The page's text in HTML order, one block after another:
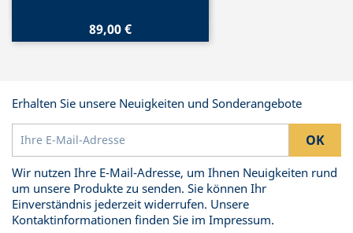
89,00 €
Erhalten Sie unsere Neuigkeiten und Sonderangebote
Wir nutzen Ihre E-Mail-Adresse, um Ihnen Neuigkeiten rund
um unsere Produkte zu senden. Sie können Ihr
Einverständnis jederzeit widerrufen. Unsere
Kontaktinformationen finden Sie im Impressum.